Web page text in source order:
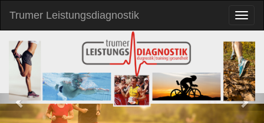
Trumer Leistungsdiagnostik